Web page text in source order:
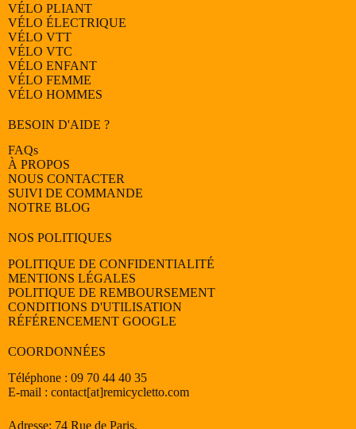
VÉLO PLIANT
VÉLO ÉLECTRIQUE
VÉLO VTT
VÉLO VTC
VÉLO ENFANT
VÉLO FEMME
VÉLO HOMMES
BESOIN D'AIDE ?
FAQs
À PROPOS
NOUS CONTACTER
SUIVI DE COMMANDE
NOTRE BLOG
NOS POLITIQUES
POLITIQUE DE CONFIDENTIALITÉ
MENTIONS LÉGALES
POLITIQUE DE REMBOURSEMENT
CONDITIONS D'UTILISATION
RÉFÉRENCEMENT GOOGLE
COORDONNÉES
Téléphone : 09 70 44 40 35
E-mail : contact[at]remicycletto.com
Adresse: 74 Rue de Paris,